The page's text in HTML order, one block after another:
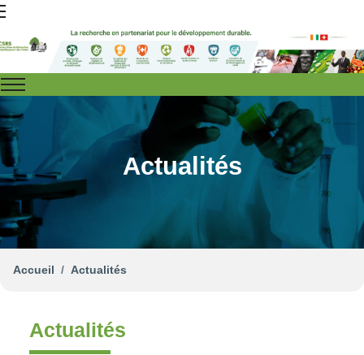
Actualités
Accueil Actualités
Actualités